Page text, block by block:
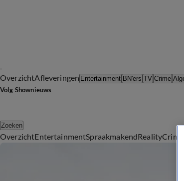
OverzichtAfleveringen Entertainment BN'ers TV Crime
Volg Shownieuws
Zoeken
OverzichtEntertainmentSpraakmakendRealityCrime